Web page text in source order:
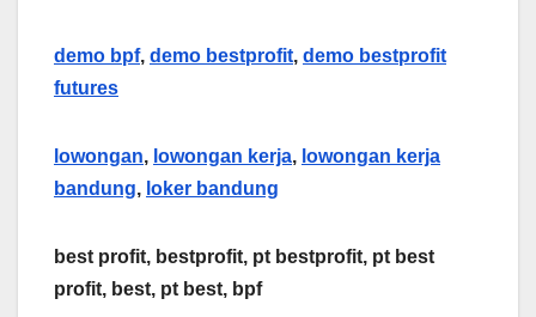
demo bpf, demo bestprofit, demo bestprofit
futures
lowongan, lowongan kerja, lowongan kerja
bandung, loker bandung
best profit, bestprofit, pt bestprofit, pt best
profit, best, pt best, bpf